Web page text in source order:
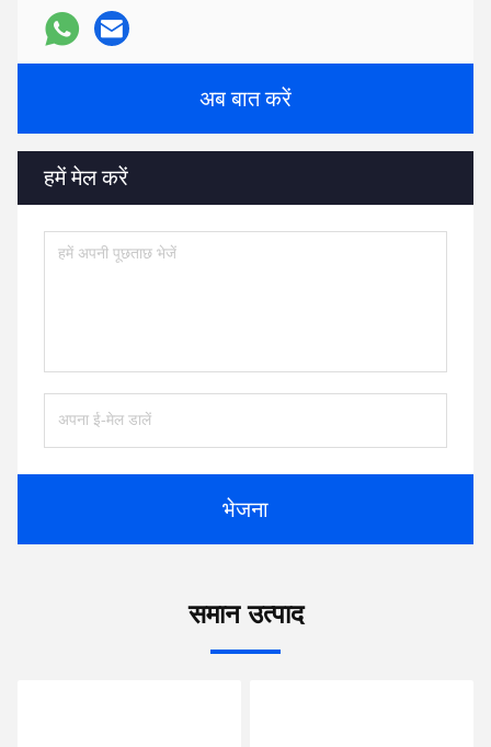
4. आप अन्य आपूर्तिकर्ताओं से नहीं बल्कि हमसे क्यों खरीदें?
Beijing Guangtian runze Technology Co., Ltd, बीजिंग JinMa
टाइम टेक्नोलॉजी कंपनी की एक शाखा,लिमिटेड की स्थापना 2012 में हुई
थी और 10 वर्षों से लगातार विकास और नवाचार कर रही है।हमारे पास
केंद्रीय खरीद, केंद्रीय प्रत्यक्ष और बीजिंग सरकारी खरीद की योग्यता है,
5. हम क्या सेवाएं प्रदान कर सकते हैं?
स्वीकार किए गए वितरण की शर्तेंः शून्य;
स्वीकृत भुगतान प्रकारः शून्य;
बोली जाने वाली
ड्राइव प्रदर्शन PowerEdge R770